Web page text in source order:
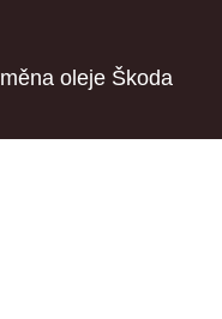
oleje Škoda